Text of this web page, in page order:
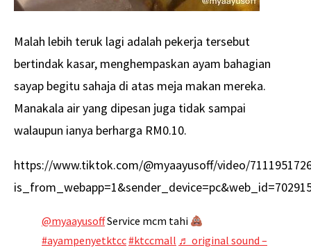
Malah lebih teruk lagi adalah pekerja tersebut
bertindak kasar, menghempaskan ayam bahagian
sayap begitu sahaja di atas meja makan mereka.
Manakala air yang dipesan juga tidak sampai
walaupun ianya berharga RM0.10.
https://www.tiktok.com/@myaayusoff/video/
@myaayusoffService mcm tahi
#ayampenyetktcc#ktccmall ♬ original sound –